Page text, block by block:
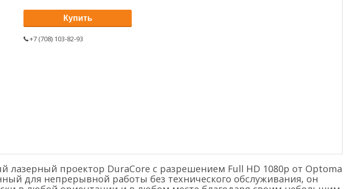
Купить
+7 (708) 103-82-93
лазерный проектор DuraCore с разрешением Full HD 1080p от Optoma
для непрерывной работы без технического обслуживания, он